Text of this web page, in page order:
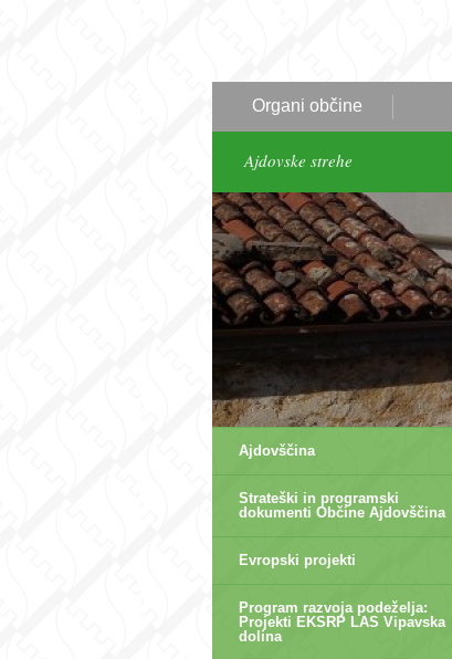
Organi občine
Ajdovske strehe
Ajdovščina
Strateški in programski
dokumenti Občine Ajdovščina
Evropski projekti
Program razvoja podeželja:
Projekti EKSRP LAS Vipavska
dolina